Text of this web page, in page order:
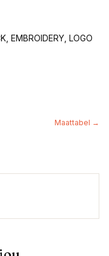
EMBROIDERY, LOGO
Maattabel →